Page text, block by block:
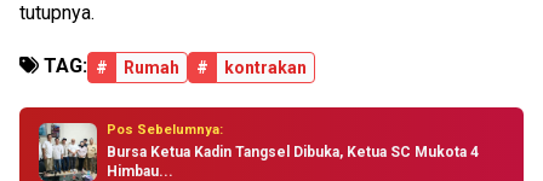
tutupnya.
TAG: # Rumah # kontrakan
Pos Sebelumnya:
Bursa Ketua Kadin Tangsel Dibuka, Ketua SC Mukota 4
Himbau...